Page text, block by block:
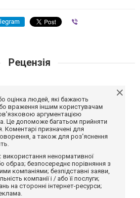
Рецензія
оцінка людей, які бажають
враження іншим користувачам
аргументацією
Це допоможе багатьом прийняти
Коментарі призначені для
а також для роз'яснення
використання ненормативної
образ; безпосереднє порівняння з
компаніями; безпідставні заяви,
компанії і / або її послуги;
на сторонні інтернет-ресурси;